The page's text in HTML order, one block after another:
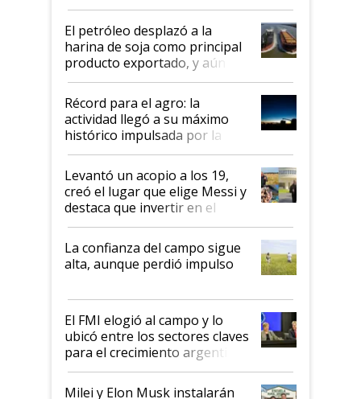
El petróleo desplazó a la
harina de soja como principal
producto exportado, y aún así
el agro aportó casi seis de cada
diez dólares y sostuvo el
liderazgo en un semestre
récord
Récord para el agro: la
actividad llegó a su máximo
histórico impulsada por la
cosecha y las exportaciones
Levantó un acopio a los 19,
creó el lugar que elige Messi y
destaca que invertir en el
kirchnerismo era como "darle
plata a un hijo para droga":
Juan Félix Rossetti, el libertario
que de una dura crisis salió
de Milei
La confianza del campo sigue
alta, aunque perdió impulso
El FMI elogió al campo y lo
ubicó entre los sectores claves
para el crecimiento argentino
Milei y Elon Musk instalarán